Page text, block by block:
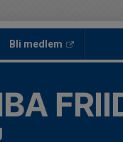
Bli medlem